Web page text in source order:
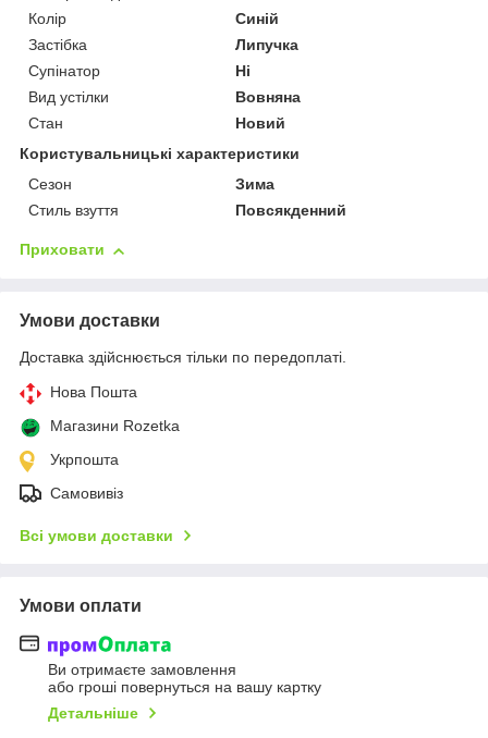
Колір
Синій
Застібка
Липучка
Супінатор
Ні
Вид устілки
Вовняна
Стан
Новий
Користувальницькі характеристики
Сезон
Зима
Стиль взуття
Повсякденний
Приховати
Умови доставки
Доставка здійснюється тільки по передоплаті.
Нова Пошта
Магазини Rozetka
Укрпошта
Самовивіз
Всі умови доставки
Умови оплати
Ви отримаєте замовлення
або гроші повернуться на вашу картку
Детальніше